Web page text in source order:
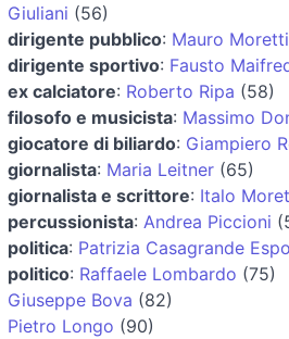
Giuliani (56)
dirigente pubblico: Mauro Moretti
dirigente sportivo: Fausto
ex calciatore: Roberto Ripa (58)
filosofo e musicista: Massimo
giocatore di biliardo: Giampiero
giornalista: Maria Leitner (65)
giornalista e scrittore: Italo
percussionista: Andrea Piccioni
politica: Patrizia Casagrande
politico: Raffaele Lombardo (75)
Giuseppe Bova (82)
Pietro Longo (90)